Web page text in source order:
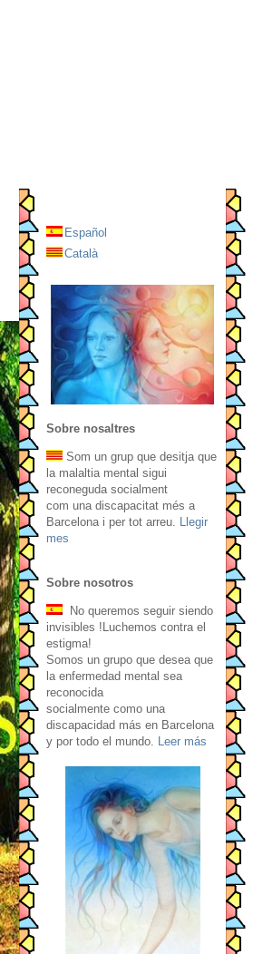
Español
Català
Sobre nosaltres
Som un grup que desitja que
la malaltia mental sigui
reconeguda socialment
com una discapacitat més a
Barcelona i per tot arreu. Llegir
mes
Sobre nosotros
No queremos seguir siendo
invisibles !Luchemos contra el
estigma!
Somos un grupo que desea que
la enfermedad mental sea
reconocida
socialmente como una
discapacidad más en Barcelona
y por todo el mundo. Leer más